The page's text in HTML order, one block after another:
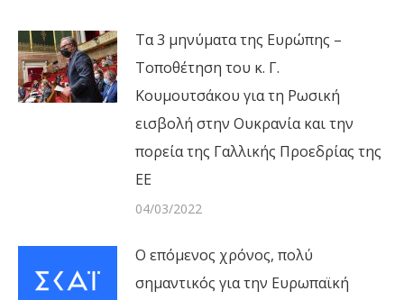
Τα 3 μηνύματα της Ευρώπης –
Τοποθέτηση του κ. Γ.
Κουμουτσάκου για τη Ρωσική
εισβολή στην Ουκρανία και την
πορεία της Γαλλικής Προεδρίας της
ΕΕ
04/03/2022
Ο επόμενος χρόνος, πολύ
σημαντικός για την Ευρωπαϊκή